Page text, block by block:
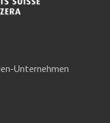
Unternehmen